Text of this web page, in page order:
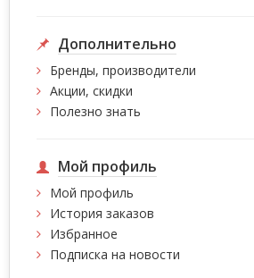
Дополнительно
Бренды, производители
Акции, скидки
Полезно знать
Мой профиль
Мой профиль
История заказов
Избранное
Подписка на новости